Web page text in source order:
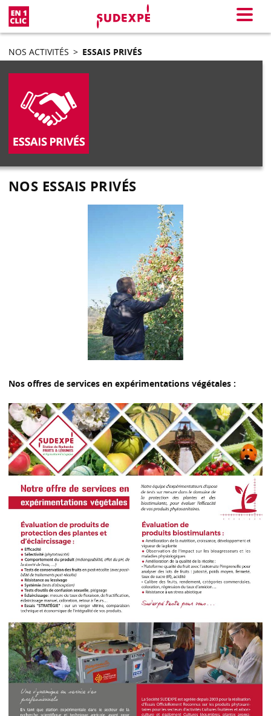
Menu
NOS ACTIVITÉS > ESSAIS PRIVÉS
NOS ESSAIS PRIVÉS
Nos offres de services en expérimentations végétales :